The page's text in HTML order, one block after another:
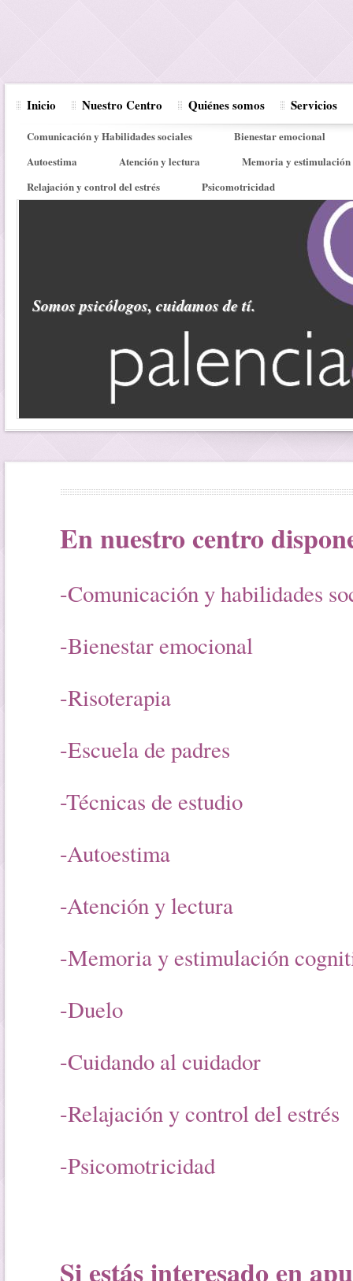
Inicio Nuestro Centro Quiénes somos Servicios
Comunicación y Habilidades sociales
Bienestar emocional
Autoestima
Atención y lectura
Memoria y
Relajación y control del estrés
Psicomotricidad
Somos psicólogos, cuidamos de tí.
En nuestro centro
-Comunicación y habilidades
-Bienestar emocional
-Risoterapia
-Escuela de padres
-Técnicas de estudio
-Autoestima
-Atención y lectura
-Memoria y estimulación
-Duelo
-Cuidando al cuidador
-Relajación y control del estrés
-Psicomotricidad
Si estás interesado en